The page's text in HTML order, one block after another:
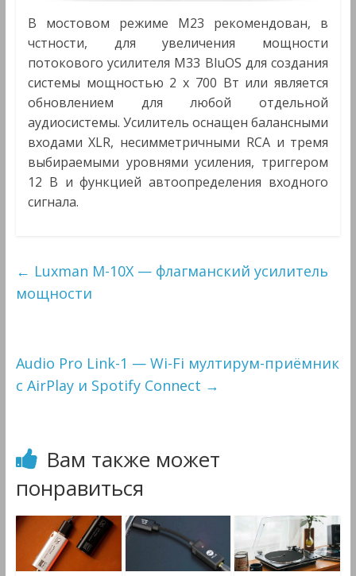
В мостовом режиме M23 рекомендован, в
чстности, для увеличения мощности
потокового усилителя M33 BluOS для создания
системы мощностью 2 x 700 Вт или является
обновлением для любой отдельной
аудиосистемы. Усилитель оснащен балансными
входами XLR, несимметричными RCA и тремя
выбираемыми уровнями усиления, триггером
12 В и функцией автоопределения входного
сигнала.
← Luxman M-10X — флагманский усилитель
мощности
Audio Pro Link-1 — Wi-Fi мултирум-приёмник
c AirPlay и Spotify Connect →
Вам также может
понравиться